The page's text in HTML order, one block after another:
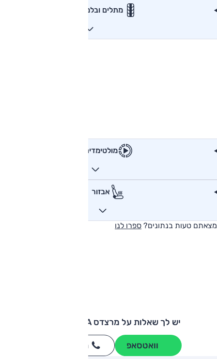
מתלים ובלמים
מולטימדיה
אבזור
מצאתם טעות בנתונים? ספרו לנו
יש לך שאלות על מרצדס A קלאס סדאן?
וואטסאפ חייגו